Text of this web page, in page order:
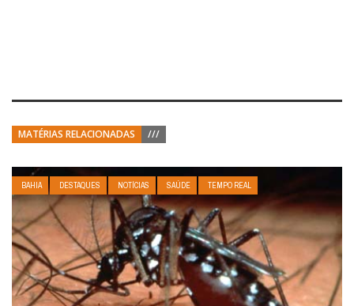
MATÉRIAS RELACIONADAS ///
BAHIA DESTAQUES NOTÍCIAS SAÚDE TEMPO REAL